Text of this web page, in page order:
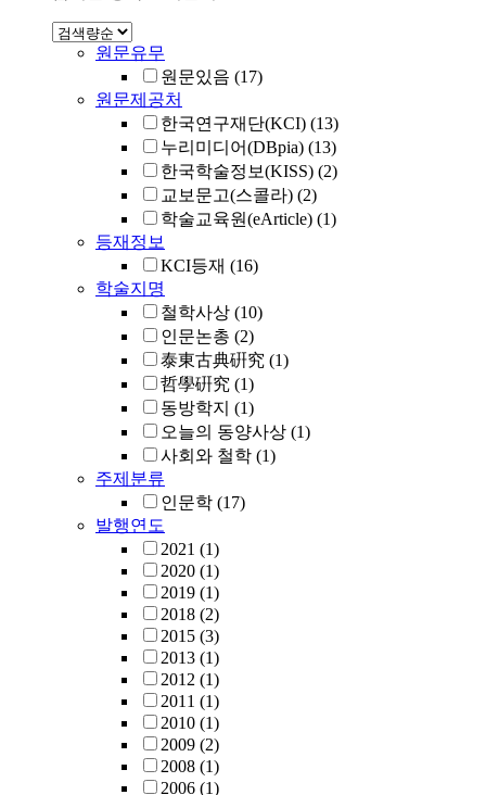
원문유무
원문있음 (17)
원문제공처
한국연구재단(KCI) (13)
누리미디어(DBpia) (13)
한국학술정보(KISS) (2)
교보문고(스콜라) (2)
학술교육원(eArticle) (1)
등재정보
KCI등재 (16)
학술지명
철학사상 (10)
인문논총 (2)
泰東古典硏究 (1)
哲學硏究 (1)
동방학지 (1)
오늘의 동양사상 (1)
사회와 철학 (1)
주제분류
인문학 (17)
발행연도
2021 (1)
2020 (1)
2019 (1)
2018 (2)
2015 (3)
2013 (1)
2012 (1)
2011 (1)
2010 (1)
2009 (2)
2008 (1)
2006 (1)